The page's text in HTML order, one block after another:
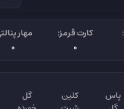
کارت قرمز:
0
مهار
0
پاس
کلین
گل